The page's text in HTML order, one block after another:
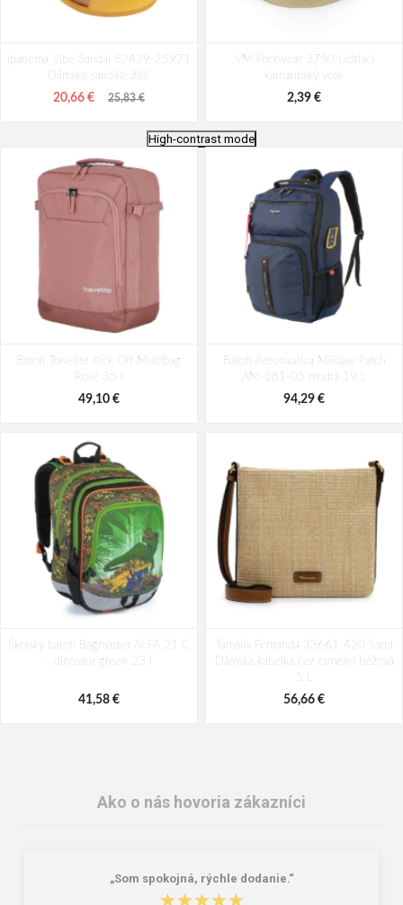
Ipanema Vibe Sandal 82429-25971
Dámske sandále žlté
20,66 € 25,83 €
VM Footwear 3750 Leštiaci
karnaubský vosk
2,39 €
penál - tmavomodrý modrý
6,26 €
AM-580-05 modrá 22 L
High-contrast mode
Batoh Travelite Kick Off Multibag
Rosé 35 l
49,10 €
Batoh Aeronautica Militare Patch
AM-581-05 modrá 19 L
94,29 €
Školský batoh Bagmaster ALFA 21 C
- dinosaur green 23 l
41,58 €
Tamaris Fernanda 33661-420 Sand
Dámska kabelka cez rameno béžová
5 L
56,66 €
Ako o nás hovoria zákazníci
„Som spokojná, rýchle dodanie.“